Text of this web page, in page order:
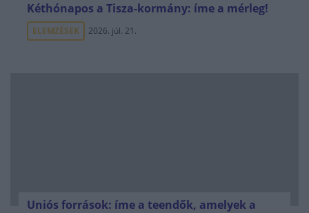
Kéthónapos a Tisza-kormány: íme a mérleg!
ELEMZÉSEK 2026. júl. 21.
Uniós források: íme a teendők, amelyek a